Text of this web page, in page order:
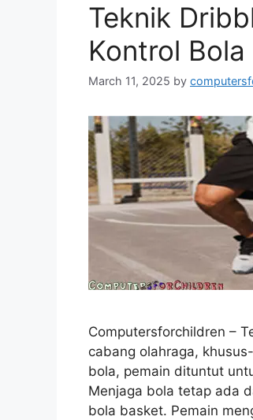
Teknik
Kontrol
March 11, 2025 by
Computersforchildren –
cabang olahraga,
bola, pemain dituntut
Menjaga bola tetap ada
bola basket. Pemain